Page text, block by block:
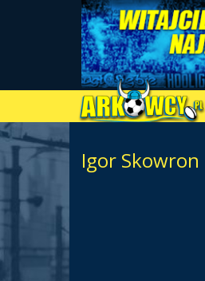
Igor Skowron